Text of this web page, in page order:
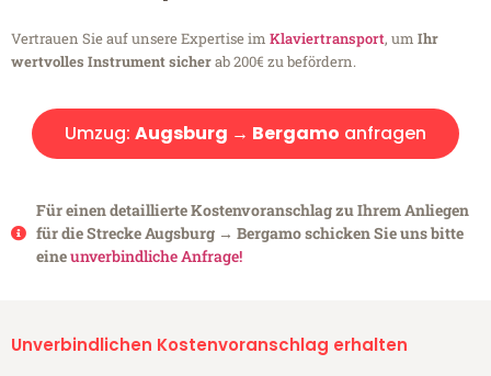
Vertrauen Sie auf unsere Expertise im Klaviertransport, um Ihr
wertvolles Instrument sicherab 200€ zu befördern.
Umzug: Augsburg → Bergamo anfragen
Für einen detaillierte Kostenvoranschlag zu Ihrem Anliegen
für die Strecke Augsburg → Bergamo schicken Sie uns bitte
eineunverbindliche Anfrage!
Unverbindlichen Kostenvoranschlag erhalten